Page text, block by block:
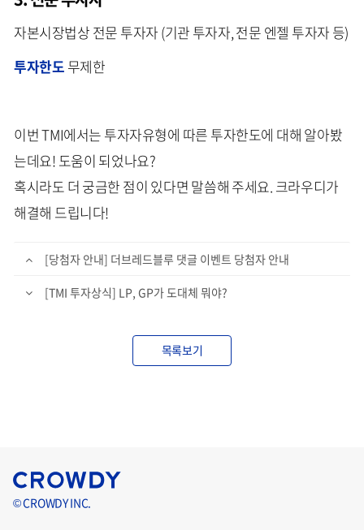
자본시장법상 전문 투자자 (기관 투자자, 전문 엔젤 투자자 등)
투자한도 무제한
이번 TMI에서는 투자자유형에 따른 투자한도에 대해 알아봤
는데요! 도움이 되었나요?
혹시라도 더 궁금한 점이 있다면 말씀해 주세요. 크라우디가
해결해 드립니다!
[당첨자 안내] 더브레드블루 댓글 이벤트 당첨자 안내
[TMI 투자상식] LP, GP가 도대체 뭐야?
목록보기
© CROWDY INC.